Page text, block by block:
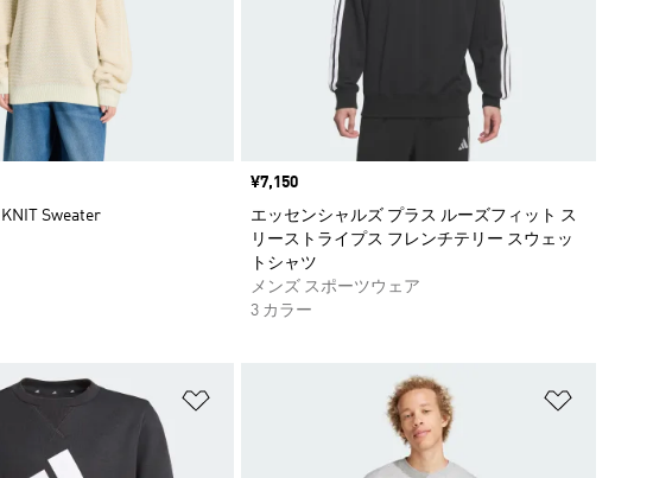
KNIT Sweater
価格
¥7,150
エッセンシャルズ プラス ルーズフィット ス
リーストライプス フレンチテリー スウェッ
トシャツ
メンズ スポーツウェア
3 カラー
追加 ほしいものリストに追加